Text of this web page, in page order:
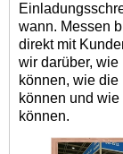
wann. Messen
direkt mit
wir darüber,
können, wie
können und
können.